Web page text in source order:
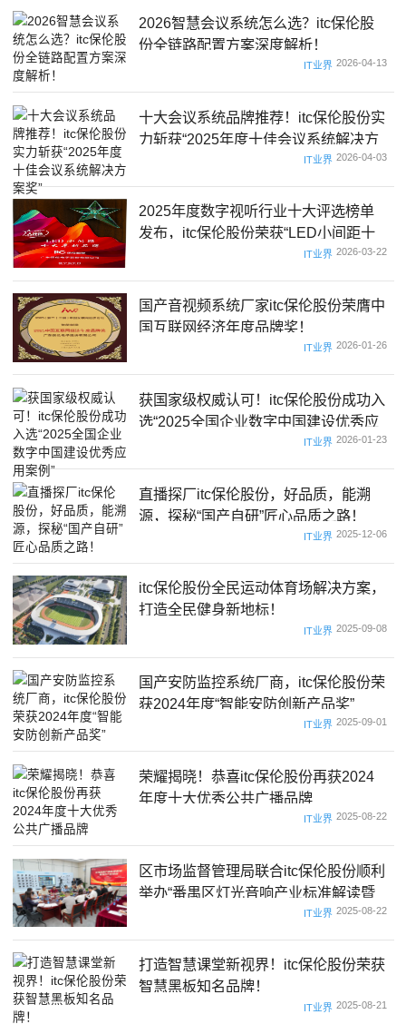
2026智慧会议系统怎么选？itc保伦股
份全链路配置方案深度解析！
IT业界 2026-04-13
十大会议系统品牌推荐！itc保伦股份实
力斩获“2025年度十佳会议系统解决方
IT业界 2026-04-03
2025年度数字视听行业十大评选榜单
发布，itc保伦股份荣获“LED小间距十
IT业界 2026-03-22
国产音视频系统厂家itc保伦股份荣膺中
国互联网经济年度品牌奖！
IT业界 2026-01-26
获国家级权威认可！itc保伦股份成功入
选“2025全国企业数字中国建设优秀应
IT业界 2026-01-23
直播探厂itc保伦股份，好品质，能溯
源，探秘“国产自研”匠心品质之路！
IT业界 2025-12-06
itc保伦股份全民运动体育场解决方案，
打造全民健身新地标！
IT业界 2025-09-08
国产安防监控系统厂商，itc保伦股份荣
获2024年度“智能安防创新产品奖”
IT业界 2025-09-01
荣耀揭晓！恭喜itc保伦股份再获2024
年度十大优秀公共广播品牌
IT业界 2025-08-22
区市场监督管理局联合itc保伦股份顺利
举办“番禺区灯光音响产业标准解读暨
IT业界 2025-08-22
打造智慧课堂新视界！itc保伦股份荣获
智慧黑板知名品牌！
IT业界 2025-08-21